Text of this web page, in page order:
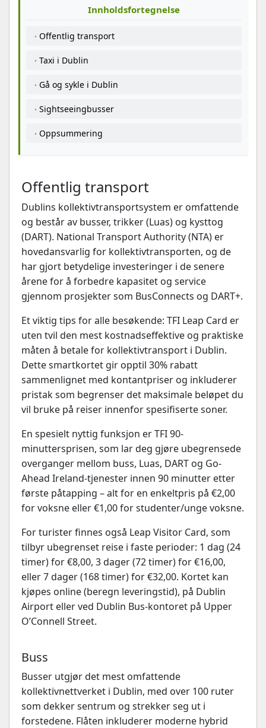
Innholdsfortegnelse
Offentlig transport
Taxi i Dublin
Gå og sykle i Dublin
Sightseeingbusser
Oppsummering
Offentlig transport
Dublins kollektivtransportsystem er omfattende
og består av busser, trikker (Luas) og kysttog
(DART). National Transport Authority (NTA) er
hovedansvarlig for kollektivtransporten, og de
har gjort betydelige investeringer i de senere
årene for å forbedre kapasitet og service
gjennom prosjekter som BusConnects og DART+.
Et viktig tips for alle besøkende: TFI Leap Card er
uten tvil den mest kostnadseffektive og praktiske
måten å betale for kollektivtransport i Dublin.
Dette smartkortet gir opptil 30% rabatt
sammenlignet med kontantpriser og inkluderer
pristak som begrenser det maksimale beløpet du
vil bruke på reiser innenfor spesifiserte soner.
En spesielt nyttig funksjon er TFI 90-
minuttersprisen, som lar deg gjøre ubegrensede
overganger mellom buss, Luas, DART og Go-
Ahead Ireland-tjenester innen 90 minutter etter
første påtapping – alt for en enkeltpris på €2,00
for voksne eller €1,00 for studenter/unge voksne.
For turister finnes også Leap Visitor Card, som
tilbyr ubegrenset reise i faste perioder: 1 dag (24
timer) for €8,00, 3 dager (72 timer) for €16,00,
eller 7 dager (168 timer) for €32,00. Kortet kan
kjøpes online (beregn leveringstid), på Dublin
Airport eller ved Dublin Bus-kontoret på Upper
O’Connell Street.
Buss
Busser utgjør det mest omfattende
kollektivnettverket i Dublin, med over 100 ruter
som dekker sentrum og strekker seg ut i
forstedene. Flåten inkluderer moderne hybrid